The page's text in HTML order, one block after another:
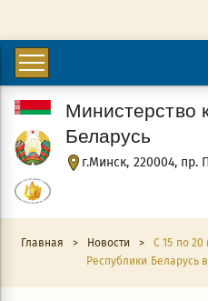
г.Минск, 220004, пр.
Министерство
Беларусь
Главная > Новости >
C 15 по 20
Республики Беларусь